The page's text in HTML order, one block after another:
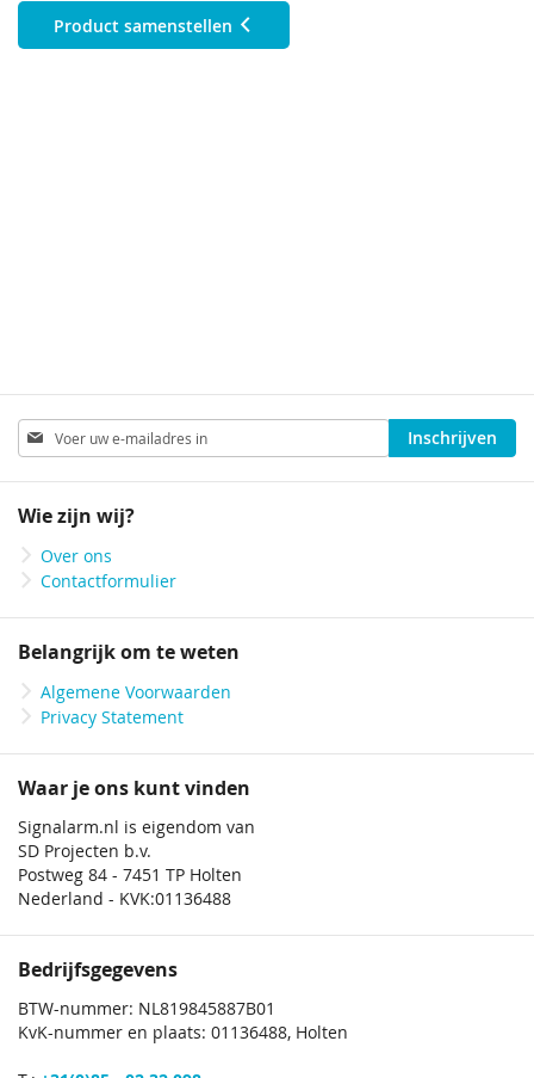
Product samenstellen
Abonneer
u
op
nieuwsbrief
Inschrijven
Wie zijn wij?
Over ons
Contactformulier
Belangrijk om te weten
Algemene Voorwaarden
Privacy Statement
Waar je ons kunt vinden
Signalarm.nl is eigendom van
SD Projecten b.v.
Postweg 84 - 7451 TP Holten
Nederland - KVK:01136488
Bedrijfsgegevens
BTW-nummer: NL819845887B01
KvK-nummer en plaats: 01136488, Holten